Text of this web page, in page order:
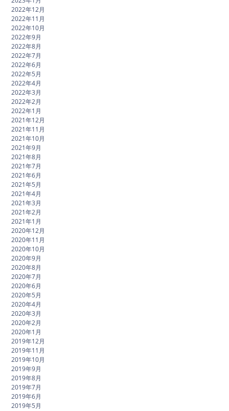
2022年12月
2022年11月
2022年10月
2022年9月
2022年8月
2022年7月
2022年6月
2022年5月
2022年4月
2022年3月
2022年2月
2022年1月
2021年12月
2021年11月
2021年10月
2021年9月
2021年8月
2021年7月
2021年6月
2021年5月
2021年4月
2021年3月
2021年2月
2021年1月
2020年12月
2020年11月
2020年10月
2020年9月
2020年8月
2020年7月
2020年6月
2020年5月
2020年4月
2020年3月
2020年2月
2020年1月
2019年12月
2019年11月
2019年10月
2019年9月
2019年8月
2019年7月
2019年6月
2019年5月